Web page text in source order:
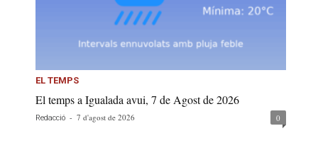
EL TEMPS
El temps a Igualada avui, 7 de Agost de 2026
Redacció - 7 d'agost de 2026 0